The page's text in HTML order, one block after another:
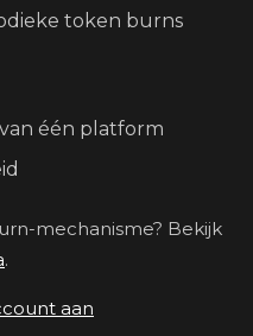
token burns
één platform
mechanisme? Bekijk
.
aan